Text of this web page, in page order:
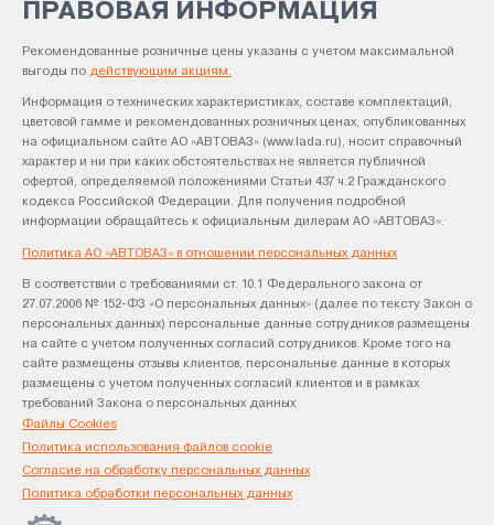
ПРАВОВАЯ ИНФОРМАЦИЯ
Рекомендованные розничные цены указаны с учетом максимальной
выгоды по действующим акциям.
Информация о технических характеристиках, составе комплектаций,
цветовой гамме и рекомендованных розничных ценах, опубликованных
на официальном сайте АО «АВТОВАЗ» (www.lada.ru), носит справочный
характер и ни при каких обстоятельствах не является публичной
офертой, определяемой положениями Статьи 437 ч.2 Гражданского
кодекса Российской Федерации. Для получения подробной
информации обращайтесь к официальным дилерам АО «АВТОВАЗ».
Политика АО «АВТОВАЗ» в отношении персональных данных
В соответствии с требованиями ст. 10.1 Федерального закона от
27.07.2006 № 152-ФЗ «О персональных данных» (далее по тексту Закон о
персональных данных) персональные данные сотрудников размещены
на сайте с учетом полученных согласий сотрудников. Кроме того на
сайте размещены отзывы клиентов, персональные данные в которых
размещены с учетом полученных согласий клиентов и в рамках
требований Закона о персональных данных
Файлы Cookies
Политика использования файлов cookie
Согласие на обработку персональных данных
Политика обработки персональных данных